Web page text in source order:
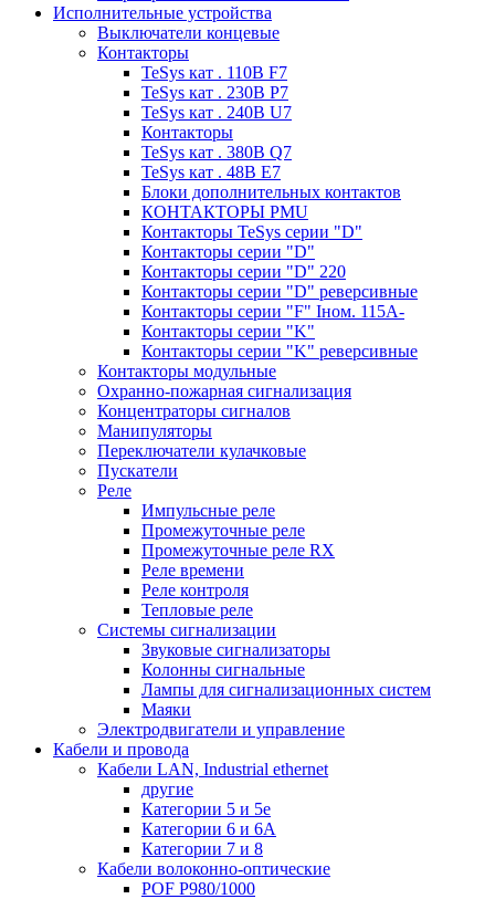
Исполнительные устройства
Выключатели концевые
Контакторы
TeSys кат . 110В F7
TeSys кат . 230В P7
TeSys кат . 240В U7
Контакторы
TeSys кат . 380В Q7
TeSys кат . 48В E7
Блоки дополнительных контактов
КОНТАКТОРЫ PMU
Контакторы TeSys серии "D"
Контакторы серии "D"
Контакторы серии "D" 220
Контакторы серии "D" реверсивные
Контакторы серии "F" Iном. 115А-
Контакторы серии "K"
Контакторы серии "K" реверсивные
Контакторы модульные
Охранно-пожарная сигнализация
Концентраторы сигналов
Манипуляторы
Переключатели кулачковые
Пускатели
Реле
Импульсные реле
Промежуточные реле
Промежуточные реле RX
Реле времени
Реле контроля
Тепловые реле
Системы сигнализации
Звуковые сигнализаторы
Колонны сигнальные
Лампы для сигнализационных систем
Маяки
Электродвигатели и управление
Кабели и провода
Кабели LAN, Industrial ethernet
другие
Категории 5 и 5е
Категории 6 и 6A
Категории 7 и 8
Кабели волоконно-оптические
POF P980/1000